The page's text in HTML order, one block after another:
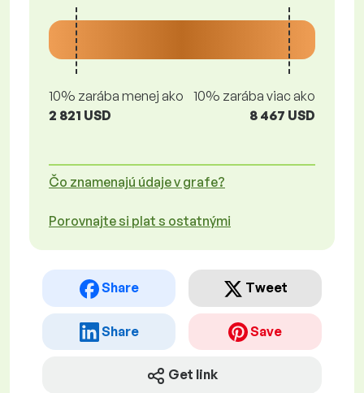
10% zarába menej ako
2 821 USD
10% zarába viac ako
8 467 USD
Čo znamenajú údaje v grafe?
Porovnajte si plat s ostatnými
Share Tweet
Share Save
Get link